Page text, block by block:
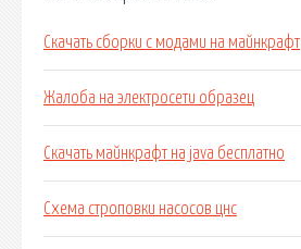
Скачать сборки с модами на майнкрафт
Жалоба на электросети образец
Скачать майнкрафт на java бесплатно
Схема строповки насосов цнс